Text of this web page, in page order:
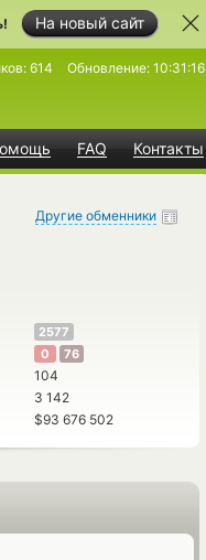
На новый сайт
FAQ Контакты
614 Обновление: 10:31:16
Другие обменники
2577
0 76
104
3 142
$93 676 502